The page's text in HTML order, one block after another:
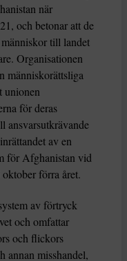
när
och betonar att de
till landet
Organisationen
människorättsliga
unionen
för deras
ansvarsutkrävande
av en
för Afghanistan vid
förra året.
av förtryck
och omfattar
och flickors
annan misshandel,